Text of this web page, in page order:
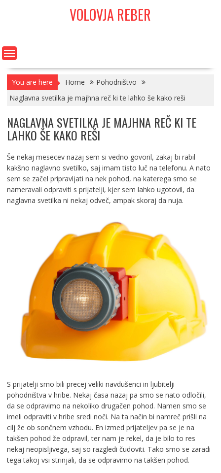
VOLOVJA REBER
You are here Home
Pohodništvo
Naglavna svetilka je majhna reč ki te lahko še kako reši
NAGLAVNA SVETILKA JE MAJHNA REČ KI TE
LAHKO ŠE KAKO REŠI
Še nekaj mesecev nazaj sem si vedno govoril, zakaj bi rabil
kakšno naglavno svetilko, saj imam tisto luč na telefonu. A nato
sem se začel pripravljati na nek pohod, na katerega smo se
nameravali odpraviti s prijatelji, kjer sem lahko ugotovil, da
naglavna svetilka ni nekaj odveč, ampak skoraj da nuja.
S prijatelji smo bili precej veliki navdušenci in ljubitelji
pohodništva v hribe. Nekaj časa nazaj pa smo se nato odločili,
da se odpravimo na nekoliko drugačen pohod. Namen smo se
imeli odpraviti v hribe sredi noči. Na ta način bi namreč prišli na
cilj že ob sončnem vzhodu. En izmed prijateljev pa se je na
takšen pohod že odpravil, ter nam je rekel, da je bilo to res
nekaj neopisljivega, saj so razgledi čudoviti. Tako smo se zaradi
tega takoj vsi strinjali, da se odpravimo na takšen pohod.